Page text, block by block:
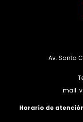
Av. Santa
mail:
Horario de